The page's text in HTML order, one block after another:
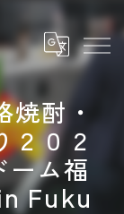
焼酎・
２０２
ーム福
Fuku